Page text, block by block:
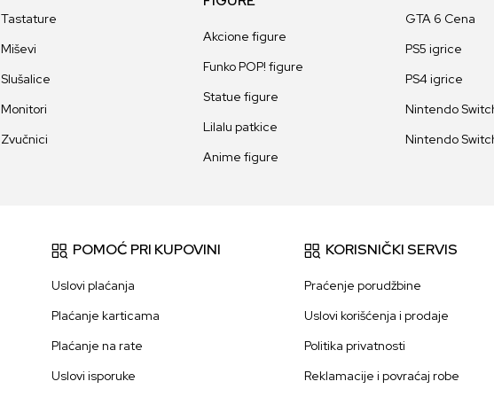
Tastature
Miševi
Slušalice
Monitori
Zvučnici
Akcione figure
Funko POP! figure
Statue figure
Lilalu patkice
Anime figure
GTA 6 Cena
PS5 igrice
PS4 igrice
Nintendo
Nintendo
POMOĆ PRI KUPOVINI
Uslovi plaćanja
Plaćanje karticama
Plaćanje na rate
Uslovi isporuke
KORISNIČKI SERVIS
Praćenje porudžbine
Uslovi korišćenja i prodaje
Politika privatnosti
Reklamacije i povraćaj robe